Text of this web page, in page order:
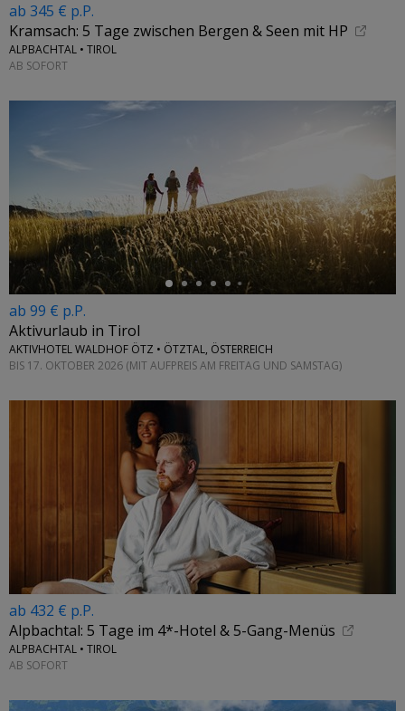
ab 345 € p.P.
Kramsach: 5 Tage zwischen Bergen & Seen mit HP
ALPBACHTAL • TIROL
AB SOFORT
←
ab 99 € p.P.
Aktivurlaub in Tirol
AKTIVHOTEL WALDHOF ÖTZ • ÖTZTAL, ÖSTERREICH
BIS 17. OKTOBER 2026 (MIT AUFPREIS AM FREITAG UND SAMSTAG)
ab 432 € p.P.
Alpbachtal: 5 Tage im 4*-Hotel & 5-Gang-Menüs
ALPBACHTAL • TIROL
AB SOFORT